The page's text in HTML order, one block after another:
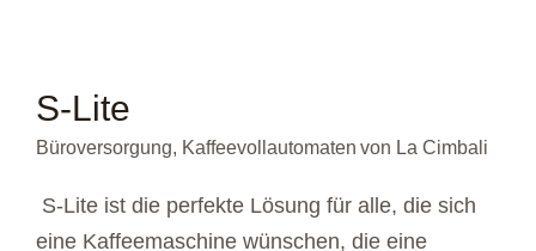
S-Lite
Büroversorgung, Kaffeevollautomaten von La Cimbali
S-Lite ist die perfekte Lösung für alle, die sich
eine Kaffeemaschine wünschen, die eine